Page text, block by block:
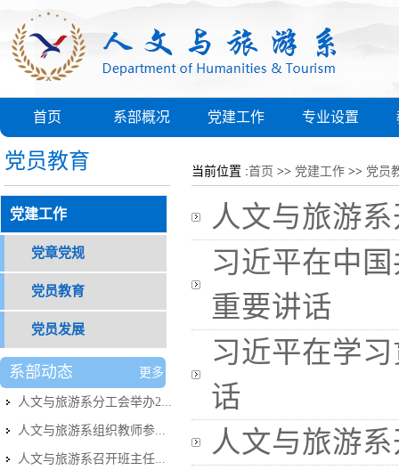
首页 系部概况 党建工作 专业设置
党员教育
党建工作
党章党规
党员教育
党员发展
系部动态 更多
人文与旅游系分工会举办2...
人文与旅游系组织教师参...
人文与旅游系召开班主任...
当前位置 :首页 >> 党建工作 >> 党员
人文与旅游
习近平在中
重要讲话
习近平在学
话
人文与旅游